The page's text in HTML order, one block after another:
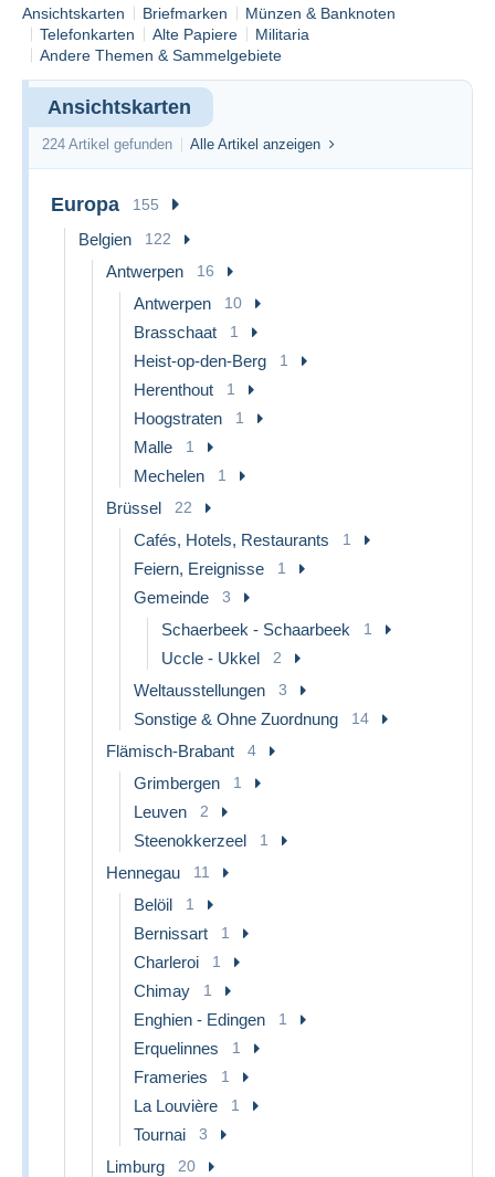
Ansichtskarten Briefmarken
Münzen & Banknoten
Telefonkarten
Alte Papiere
Militaria
Andere Themen & Sammelgebiete
Ansichtskarten
224 Artikel gefunden Alle Artikel anzeigen
Europa 155
Belgien 122
Antwerpen 16
Antwerpen 10
Brasschaat 1
Heist-op-den-Berg 1
Herenthout 1
Hoogstraten 1
Malle 1
Mechelen 1
Brüssel 22
Cafés, Hotels, Restaurants 1
Feiern, Ereignisse 1
Gemeinde 3
Schaerbeek - Schaarbeek 1
Uccle - Ukkel 2
Weltausstellungen 3
Sonstige & Ohne Zuordnung 14
Flämisch-Brabant 4
Grimbergen 1
Leuven 2
Steenokkerzeel 1
Hennegau 11
Belöil 1
Bernissart 1
Charleroi 1
Chimay 1
Enghien - Edingen 1
Erquelinnes 1
Frameries 1
La Louvière 1
Tournai 3
Limburg 20